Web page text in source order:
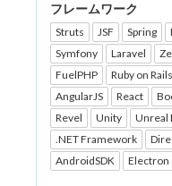
フレームワーク
Struts JSF Spring
Symfony
Laravel
FuelPHP
Ruby on Rails
AngularJS
React
Revel
Unity Unreal
.NET Framework
AndroidSDK
Electron